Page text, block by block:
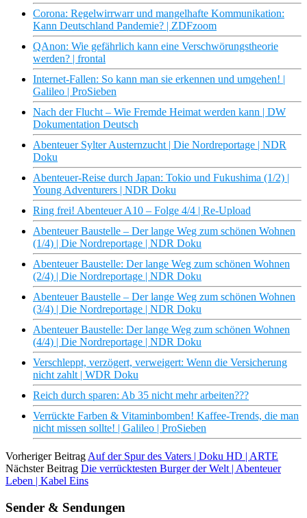
Corona: Regelwirrwarr und mangelhafte Kommunikation:
Kann Deutschland Pandemie? | ZDFzoom
QAnon: Wie gefährlich kann eine Verschwörungstheorie
werden? | frontal
Internet-Fallen: So kann man sie erkennen und umgehen! |
Galileo | ProSieben
Nach der Flucht – Wie Fremde Heimat werden kann | DW
Dokumentation Deutsch
Abenteuer Sylter Austernzucht | Die Nordreportage | NDR
Doku
Abenteuer-Reise durch Japan: Tokio und Fukushima (1/2) |
Young Adventurers | NDR Doku
Ring frei! Abenteuer A10 – Folge 4/4 | Re-Upload
Abenteuer Baustelle – Der lange Weg zum schönen Wohnen
(1/4) | Die Nordreportage | NDR Doku
Abenteuer Baustelle: Der lange Weg zum schönen Wohnen
(2/4) | Die Nordreportage | NDR Doku
Abenteuer Baustelle – Der lange Weg zum schönen Wohnen
(3/4) | Die Nordreportage | NDR Doku
Abenteuer Baustelle: Der lange Weg zum schönen Wohnen
(4/4) | Die Nordreportage | NDR Doku
Verschleppt, verzögert, verweigert: Wenn die Versicherung
nicht zahlt | WDR Doku
Reich durch sparen: Ab 35 nicht mehr arbeiten???
Verrückte Farben & Vitaminbomben! Kaffee-Trends, die man
nicht missen sollte! | Galileo | ProSieben
Vorheriger Beitrag Auf der Spur des Vaters | Doku HD | ARTE
Nächster Beitrag Die verrücktesten Burger der Welt | Abenteuer
Leben | Kabel Eins
Sender & Sendungen